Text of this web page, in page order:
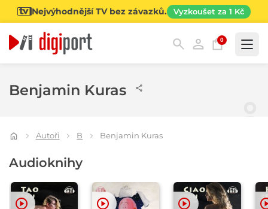
Nejvýhodnější TV bez závazků. Vyzkoušet za 1 Kč
0
Benjamin Kuras
Autoři B Benjamin Kuras
Audioknihy